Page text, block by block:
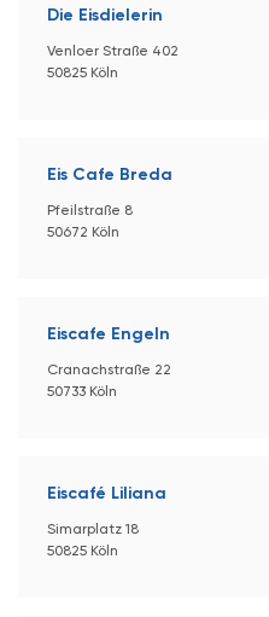
Die Eisdielerin
Venloer Straße 402
50825 Köln
Eis Cafe Breda
Pfeilstraße 8
50672 Köln
Eiscafe Engeln
Cranachstraße 22
50733 Köln
Eiscafé Liliana
Simarplatz 18
50825 Köln